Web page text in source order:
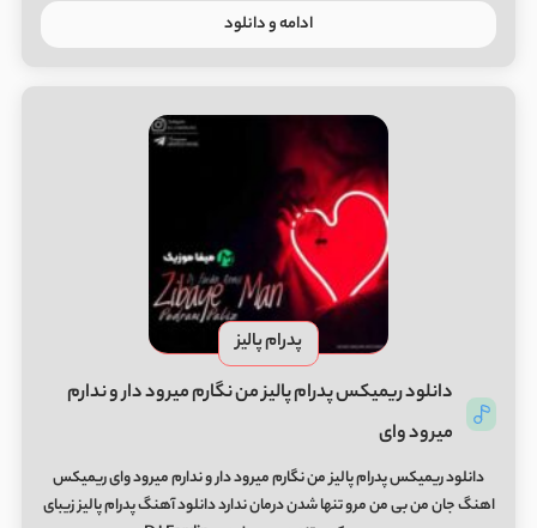
ادامه و دانلود
پدرام پالیز
دانلود ریمیکس پدرام پالیز من نگارم میرود دار و ندارم
میرود وای
دانلود ریمیکس پدرام پالیز من نگارم میرود دار و ندارم میرود وای ریمیکس
اهنگ جان من بی من مرو تنها شدن درمان ندارد دانلود آهنگ پدرام پالیز زیبای